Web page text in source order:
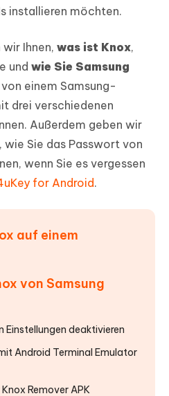
installieren möchten.
Ihnen, was ist Knox,
und wie Sie Samsung
einem Samsung-
drei verschiedenen
Außerdem geben wir
Sie das Passwort von
wenn Sie es vergessen
for Android.
auf einem
von Samsung
Einstellungen deaktivieren
Android Terminal Emulator
Remover APK